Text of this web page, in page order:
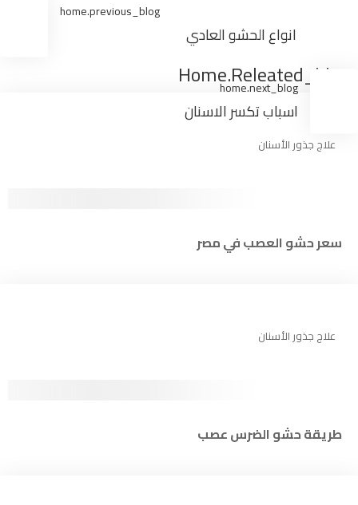
home.previous_blog
انواع الحشو العادي
home.next_blog
اسباب تكسر الاسنان
Home.releated_blogs
علاج جذور الأسنان
سعر حشو العصب في مصر
علاج جذور الأسنان
طريقة حشو الضرس عصب